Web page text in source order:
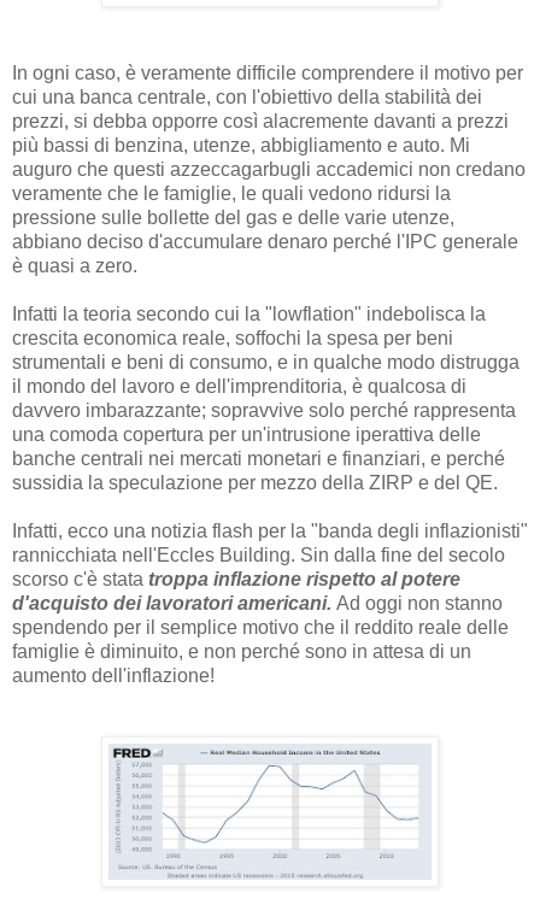
In ogni caso, è veramente difficile comprendere il motivo per
cui una banca centrale, con l'obiettivo della stabilità dei
prezzi, si debba opporre così alacremente davanti a prezzi
più bassi di benzina, utenze, abbigliamento e auto. Mi
auguro che questi azzeccagarbugli accademici non credano
veramente che le famiglie, le quali vedono ridursi la
pressione sulle bollette del gas e delle varie utenze,
abbiano deciso d'accumulare denaro perché l'IPC generale
è quasi a zero.
Infatti la teoria secondo cui la "lowflation" indebolisca la
crescita economica reale, soffochi la spesa per beni
strumentali e beni di consumo, e in qualche modo distrugga
il mondo del lavoro e dell'imprenditoria, è qualcosa di
davvero imbarazzante; sopravvive solo perché rappresenta
una comoda copertura per un'intrusione iperattiva delle
banche centrali nei mercati monetari e finanziari, e perché
sussidia la speculazione per mezzo della ZIRP e del QE.
Infatti, ecco una notizia flash per la "banda degli inflazionisti"
rannicchiata nell'Eccles Building. Sin dalla fine del secolo
scorso c'è stata troppa inflazione rispetto al potere
d'acquisto dei lavoratori americani. Ad oggi non stanno
spendendo per il semplice motivo che il reddito reale delle
famiglie è diminuito, e non perché sono in attesa di un
aumento dell'inflazione!